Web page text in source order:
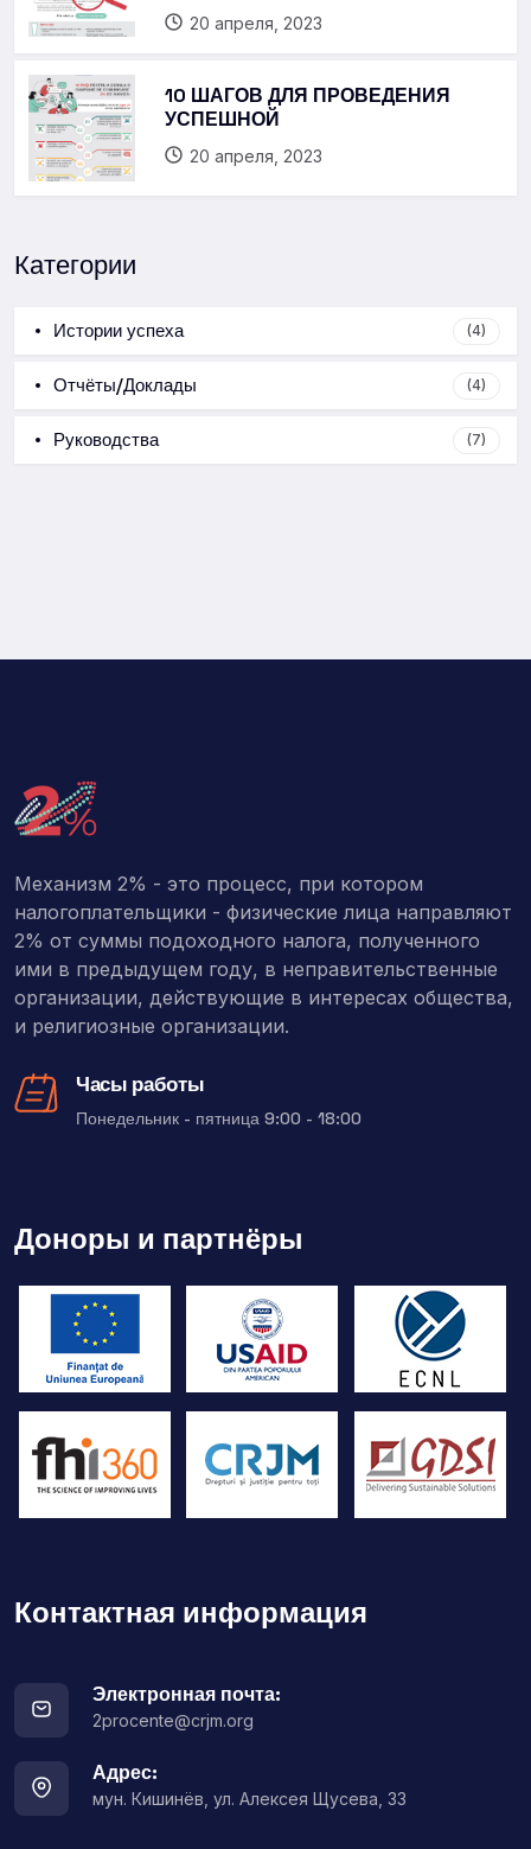
20 апреля, 2023
10 ШАГОВ ДЛЯ ПРОВЕДЕНИЯ
УСПЕШНОЙ
20 апреля, 2023
Категории
Истории успеха (4)
Отчёты/Доклады (4)
Руководства (7)
Механизм 2% - это процесс, при котором
налогоплательщики - физические лица направляют
2% от суммы подоходного налога, полученного
ими в предыдущем году, в неправительственные
организации, действующие в интересах общества,
и религиозные организации.
Часы работы
Понедельник - пятница 9:00 - 18:00
Доноры и партнёры
Контактная информация
Электронная почта:
2procente@crjm.org
Адрес:
мун. Кишинёв, ул. Алексея Щусева, 33